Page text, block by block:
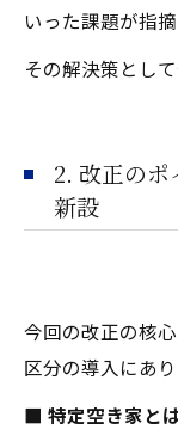
いった課題が指
その解決策とし
2. 改正の
新設
今回の改正の核
区分の導入にあり
■ 特定空き家とは